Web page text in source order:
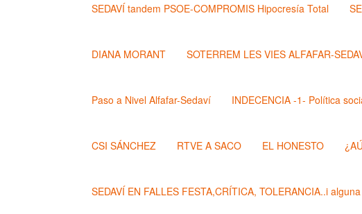
SEDAVÍ tandem PSOE-COMPROMIS Hipocresía Total
DIANA MORANT SOTERREM LES VIES ALFAFAR-
Paso a Nivel Alfafar-Sedaví INDECENCIA -1- Política
CSI SÁNCHEZ RTVE A SACO EL HONESTO
SEDAVÍ EN FALLES FESTA,CRÍTICA, TOLERANCIA..i